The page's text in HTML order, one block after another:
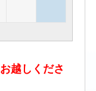
越しくださ